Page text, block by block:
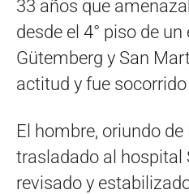
33 años que
desde el 4° piso de
Gütemberg y San
actitud y fue
El hombre, oriundo
trasladado al hospital
revisado y